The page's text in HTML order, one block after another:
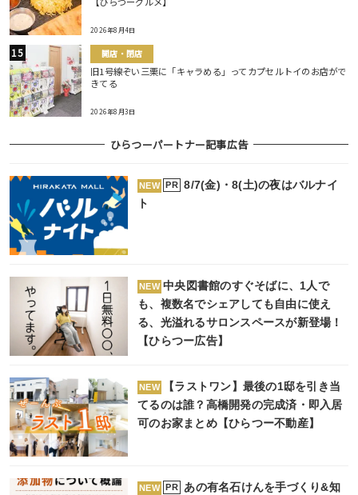
2026年8月4日
開店・閉店
旧1号線ぞい三栗に「キャラめる」ってカプセルトイのお店がで
きてる
2026年8月3日
ひらつーパートナー記事広告
NEW PR
8/7(金)・8(土)の夜はバルナイ
ト
NEW 中央図書館のすぐそばに、1人で
も、複数名でシェアしても自由に使え
る、光溢れるサロンスペースが新登場！
【ひらつー広告】
NEW
【ラストワン】最後の1邸を引き当
てるのは誰？高橋開発の完成済・即入居
可のお家まとめ【ひらつー不動産】
NEW PR
あの有名石けんを手づくり&知